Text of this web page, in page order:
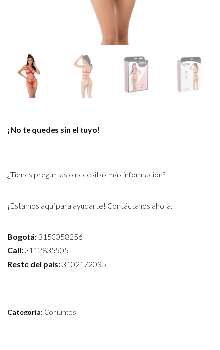
¡No te quedes sin el tuyo!
¿Tienes preguntas o necesitas más información?
¡Estamos aquí para ayudarte! Contáctanos ahora:
Bogotá: 3153058256
Cali: 3112835505
Resto del país: 3102172035
Categoría: Conjuntos